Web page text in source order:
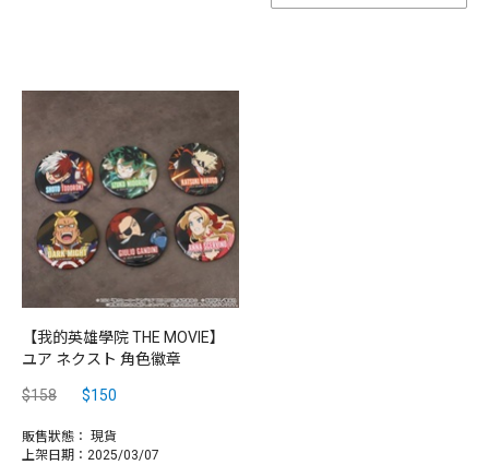
【我的英雄學院 THE MOVIE】
ユア ネクスト 角色徽章
$158 $150
販售狀態： 現貨
上架日期：2025/03/07